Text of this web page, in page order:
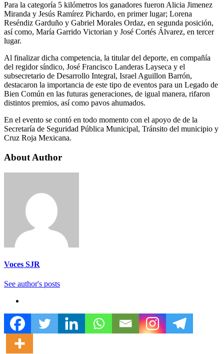
Para la categoría 5 kilómetros los ganadores fueron Alicia Jimenez
Miranda y Jesús Ramírez Pichardo, en primer lugar; Lorena
Reséndiz Garduño y Gabriel Morales Ordaz, en segunda posición,
así como, María Garrido Victorian y José Cortés Álvarez, en tercer
lugar.
Al finalizar dicha competencia, la titular del deporte, en compañía
del regidor síndico, José Francisco Landeras Layseca y el
subsecretario de Desarrollo Integral, Israel Aguillon Barrón,
destacaron la importancia de este tipo de eventos para un Legado de
Bien Común en las futuras generaciones, de igual manera, rifaron
distintos premios, así como pavos ahumados.
En el evento se contó en todo momento con el apoyo de de la
Secretaría de Seguridad Pública Municipal, Tránsito del municipio y
Cruz Roja Mexicana.
About Author
Voces SJR
See author's posts